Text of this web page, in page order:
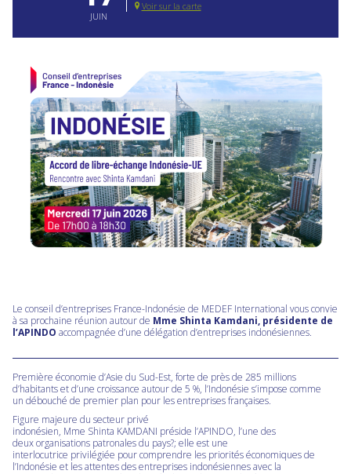
JUIN
Voir sur la carte
Le conseil d’entreprises France-Indonésie de MEDEF International vous convie
à sa prochaine réunion autour de Mme Shinta Kamdani, présidente de
l’APINDO accompagnée d’une délégation d’entreprises indonésiennes.
Première économie d’Asie du Sud-Est, forte de près de 285 millions
d’habitants et d’une croissance autour de 5 %, l’Indonésie s’impose comme
un débouché de premier plan pour les entreprises françaises.
Figure majeure du secteur privé
indonésien, Mme Shinta KAMDANI préside l’APINDO, l’une des
deux organisations patronales du pays?; elle est une
interlocutrice privilégiée pour comprendre les priorités économiques de
l’Indonésie et les attentes des entreprises indonésiennes avec la